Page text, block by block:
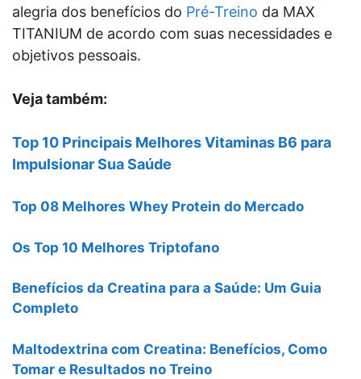
alegria dos benefícios do Pré-Treino da MAX
TITANIUM de acordo com suas necessidades e
objetivos pessoais.
Veja também:
Top 10 Principais Melhores Vitaminas B6 para
Impulsionar Sua Saúde
Top 08 Melhores Whey Protein do Mercado
Os Top 10 Melhores Triptofano
Benefícios da Creatina para a Saúde: Um Guia
Completo
Maltodextrina com Creatina: Benefícios, Como
Tomar e Resultados no Treino